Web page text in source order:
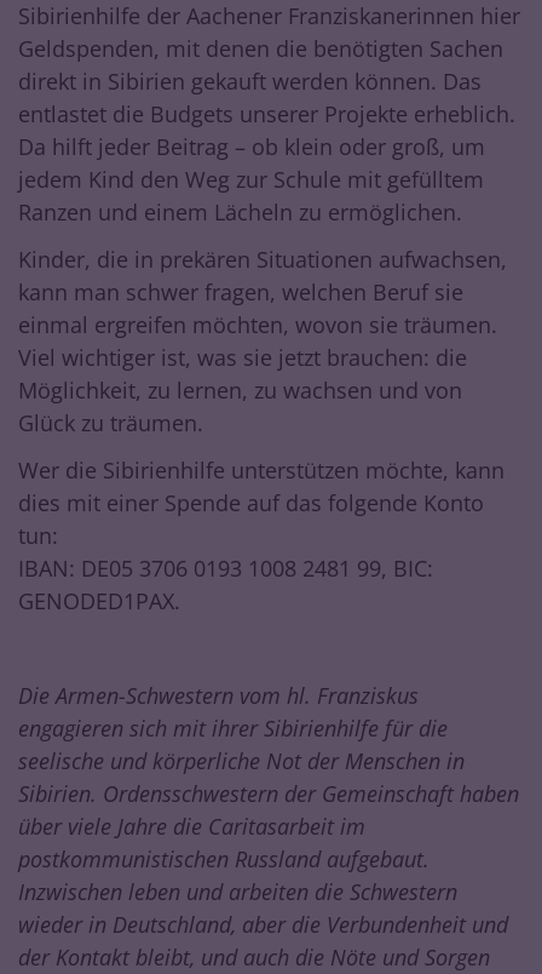
Sibirienhilfe der Aachener Franziskanerinnen hier
Geldspenden, mit denen die benötigten Sachen
direkt in Sibirien gekauft werden können. Das
entlastet die Budgets unserer Projekte erheblich.
Da hilft jeder Beitrag – ob klein oder groß, um
jedem Kind den Weg zur Schule mit gefülltem
Ranzen und einem Lächeln zu ermöglichen.
Kinder, die in prekären Situationen aufwachsen,
kann man schwer fragen, welchen Beruf sie
einmal ergreifen möchten, wovon sie träumen.
Viel wichtiger ist, was sie jetzt brauchen: die
Möglichkeit, zu lernen, zu wachsen und von
Glück zu träumen.
Wer die Sibirienhilfe unterstützen möchte, kann
dies mit einer Spende auf das folgende Konto
tun:
IBAN: DE05 3706 0193 1008 2481 99, BIC:
GENODED1PAX.
Die Armen-Schwestern vom hl. Franziskus
engagieren sich mit ihrer Sibirienhilfe für die
seelische und körperliche Not der Menschen in
Sibirien. Ordensschwestern der Gemeinschaft haben
über viele Jahre die Caritasarbeit im
postkommunistischen Russland aufgebaut.
Inzwischen leben und arbeiten die Schwestern
wieder in Deutschland, aber die Verbundenheit und
der Kontakt bleibt, und auch die Nöte und Sorgen